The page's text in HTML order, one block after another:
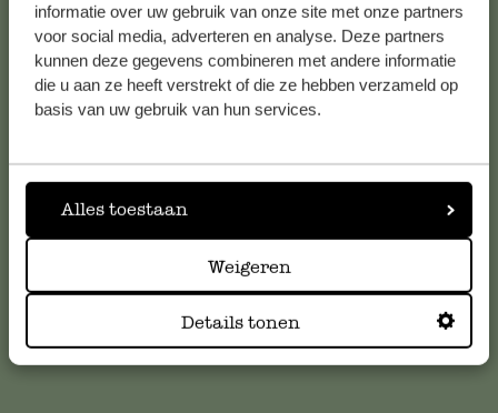
informatie over uw gebruik van onze site met onze partners
voor social media, adverteren en analyse. Deze partners
kunnen deze gegevens combineren met andere informatie
die u aan ze heeft verstrekt of die ze hebben verzameld op
basis van uw gebruik van hun services.
Alles toestaan
Weigeren
Details tonen
Service clientèle
nos réponses auxquestions les plus fréquemment posées.